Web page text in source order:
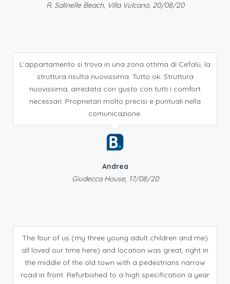
R. Salinelle Beach, Villa Vulcano, 20/08/20
L'appartamento si trova in una zona ottima di Cefalù, la
struttura risulta nuovissima. Tutto ok. Struttura
nuovissima, arredata con gusto con tutti i comfort
necessari. Proprietari molto precisi e puntuali nella
comunicazione.
Andrea
Giudecca House, 17/08/20
The four of us (my three young adult children and me)
all loved our time here) and location was great, right in
the middle of the old town with a pedestrians narrow
road in front. Refurbished to a high specification a year